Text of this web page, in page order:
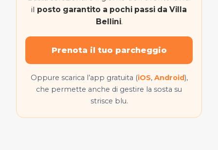
il posto garantito a pochi passi da Villa
Bellini.
Prenota il tuo parcheggio
Oppure scarica l’app gratuita (iOS, Android),
che permette anche di gestire la sosta su
strisce blu.